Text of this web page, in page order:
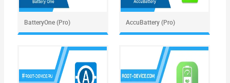
BatteryOne (Pro) AccuBattery (Pro)